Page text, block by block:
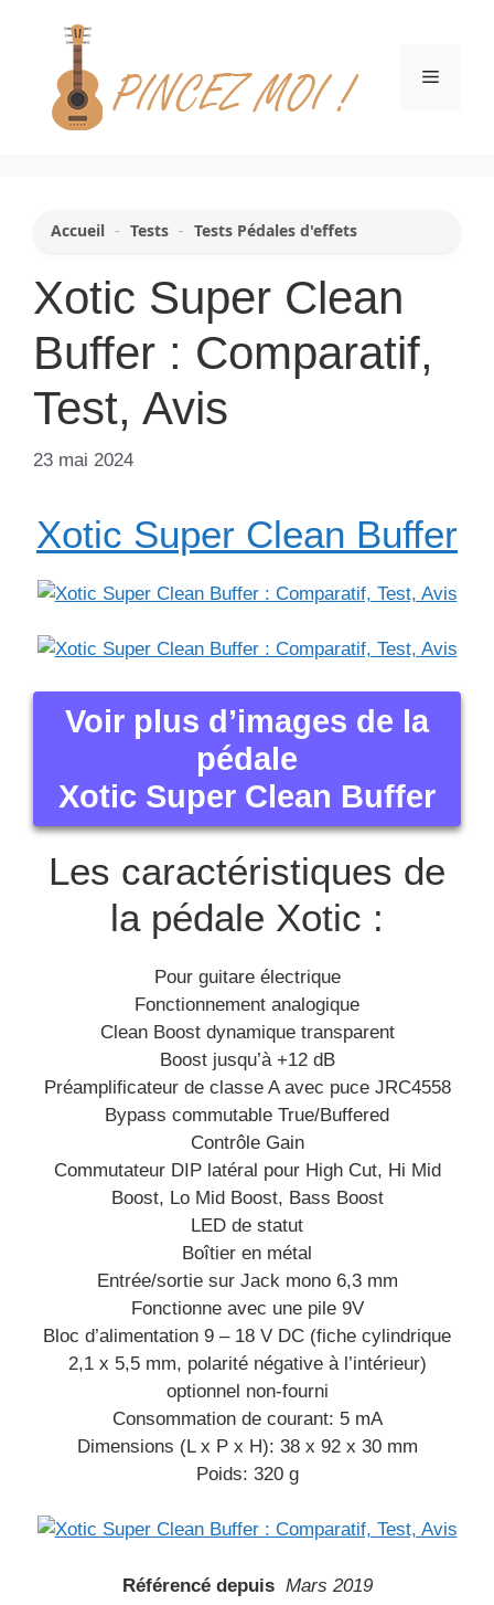
contenu
Menu
Accueil - Tests - Tests Pédales d'effets
Xotic Super Clean
Buffer : Comparatif,
Test, Avis
23 mai 2024
Xotic Super Clean Buffer
Voir plus d’images de la
pédale
Xotic Super Clean Buffer
Les caractéristiques de
la pédale Xotic :
Pour guitare électrique
Fonctionnement analogique
Clean Boost dynamique transparent
Boost jusqu’à +12 dB
Préamplificateur de classe A avec puce JRC4558
Bypass commutable True/Buffered
Contrôle Gain
Commutateur DIP latéral pour High Cut, Hi Mid
Boost, Lo Mid Boost, Bass Boost
LED de statut
Boîtier en métal
Entrée/sortie sur Jack mono 6,3 mm
Fonctionne avec une pile 9V
Bloc d’alimentation 9 – 18 V DC (fiche cylindrique
2,1 x 5,5 mm, polarité négative à l’intérieur)
optionnel non-fourni
Consommation de courant: 5 mA
Dimensions (L x P x H): 38 x 92 x 30 mm
Poids: 320 g
Référencé depuis Mars 2019